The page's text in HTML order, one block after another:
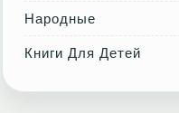
Народные
Книги Для Детей